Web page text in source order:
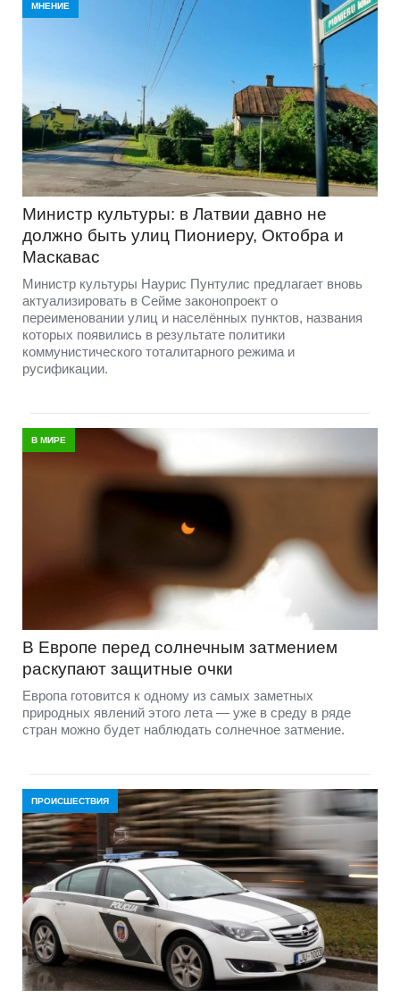
МНЕНИЕ
Министр культуры: в Латвии давно не
должно быть улиц Пиониеру, Октобра и
Маскавас
Министр культуры Наурис Пунтулис предлагает вновь
актуализировать в Сейме законопроект о
переименовании улиц и населённых пунктов, названия
которых появились в результате политики
коммунистического тоталитарного режима и
русификации.
В МИРЕ
В Европе перед солнечным затмением
раскупают защитные очки
Европа готовится к одному из самых заметных
природных явлений этого лета — уже в среду в ряде
стран можно будет наблюдать солнечное затмение.
ПРОИСШЕСТВИЯ